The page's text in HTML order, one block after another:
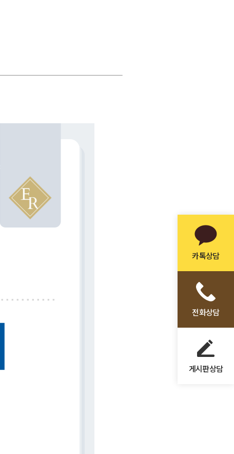
카톡상담
전화상담
게시판상담